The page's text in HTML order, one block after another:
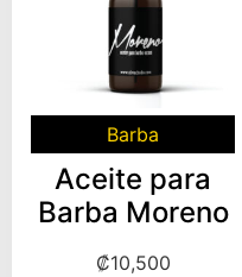
Barba
Aceite para
Barba Moreno
₡10,500